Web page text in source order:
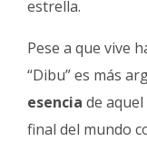
estrella.
Pese a que vive
“Dibu” es más
esencia de aquel
final del mundo